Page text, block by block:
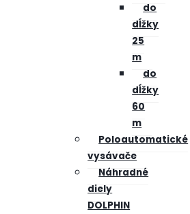
do
dĺžky
25
m
do
dĺžky
60
m
Poloautomatické
vysávače
Náhradné
diely
DOLPHIN